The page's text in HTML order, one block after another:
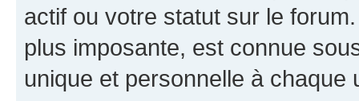
actif ou votre statut sur le
plus imposante, est connue
unique et personnelle à chaque